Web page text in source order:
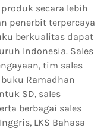
secara lebih
penerbit terpercaya
berkualitas dapat
Indonesia. Sales
tim sales
Ramadhan
SD, sales
berbagai sales
LKS Bahasa